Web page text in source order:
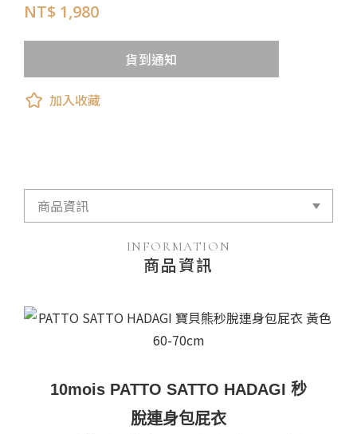
NT$ 1,980
貨到通知
加入收藏
INFORMATION
商品資訊
10mois PATTO SATTO HADAGI 秒
脫連身包屁衣